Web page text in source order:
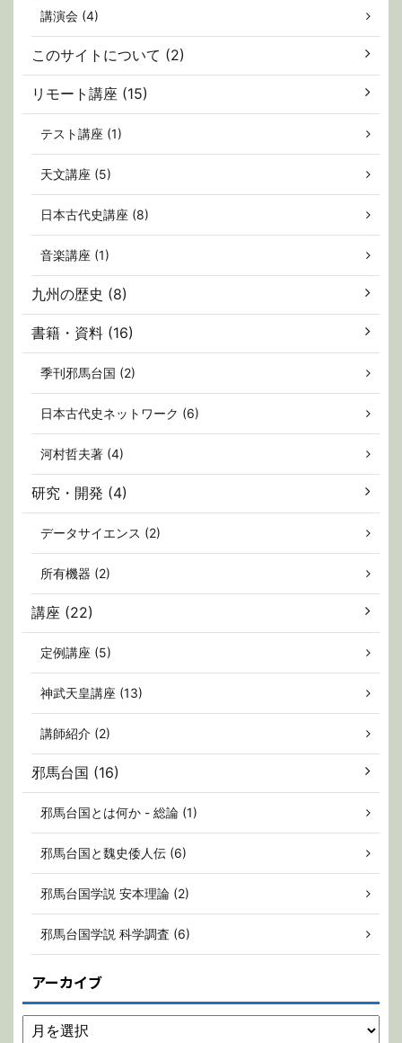
講演会 (4)
このサイトについて (2)
リモート講座 (15)
テスト講座 (1)
天文講座 (5)
日本古代史講座 (8)
音楽講座 (1)
九州の歴史 (8)
書籍・資料 (16)
季刊邪馬台国 (2)
日本古代史ネットワーク (6)
河村哲夫著 (4)
研究・開発 (4)
データサイエンス (2)
所有機器 (2)
講座 (22)
定例講座 (5)
神武天皇講座 (13)
講師紹介 (2)
邪馬台国 (16)
邪馬台国とは何か - 総論 (1)
邪馬台国と魏史倭人伝 (6)
邪馬台国学説 安本理論 (2)
邪馬台国学説 科学調査 (6)
アーカイブ